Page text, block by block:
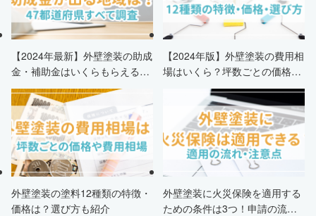
【2024年最新】外壁塗装の助成
金・補助金はいくらもらえる？
申請条件・市区町村情報・安く
する方法も紹介！
【2024年版】外壁塗装の費用相
場はいくら？坪数ごとの価格も
外壁塗装の塗料12種類の特徴・
価格は？選び方も紹介
外壁塗装に火災保険を適用する
ための条件は3つ！申請の流